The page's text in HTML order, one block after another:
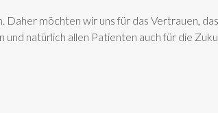
möchten wir uns für das Vertrauen,
natürlich allen Patienten auch für die